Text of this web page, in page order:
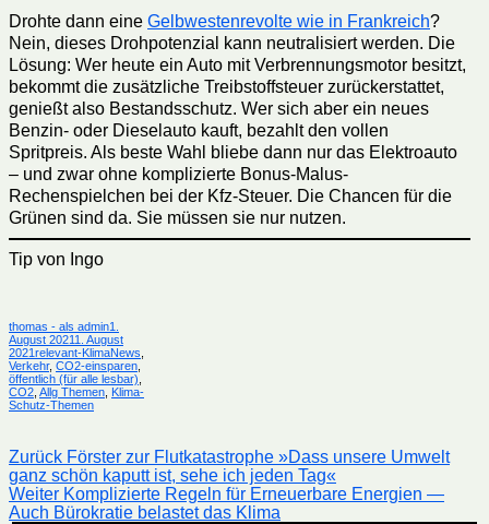
Drohte dann eine Gelbwestenrevolte wie in Frankreich?
Nein, dieses Drohpotenzial kann neutralisiert werden. Die
Lösung: Wer heute ein Auto mit Verbrennungsmotor besitzt,
bekommt die zusätzliche Treibstoffsteuer zurückerstattet,
genießt also Bestandsschutz. Wer sich aber ein neues
Benzin- oder Dieselauto kauft, bezahlt den vollen
Spritpreis. Als beste Wahl bliebe dann nur das Elektroauto
– und zwar ohne komplizierte Bonus-Malus-
Rechenspielchen bei der Kfz-Steuer. Die Chancen für die
Grünen sind da. Sie müssen sie nur nutzen.
Tip von Ingo
Autor
thomas - als adminVeröffentlicht
am
1.
August 2021 1. August
2021 Kategorien
relevant-KlimaNews
Verkehr, CO2-einsparen
öffentlich (für alle lesbar)
CO2 Allg Themen
Klima-
Schutz-Themen
Beitragsnavigation
Zurück Vorheriger
Beitrag:
Förster zur Flutkatastrophe »Dass unsere Umwelt
ganz schön kaputt ist, sehe ich jeden Tag«
Weiter Nächster
Beitrag:
Komplizierte Regeln für Erneuerbare Energien —
Auch Bürokratie belastet das Klima